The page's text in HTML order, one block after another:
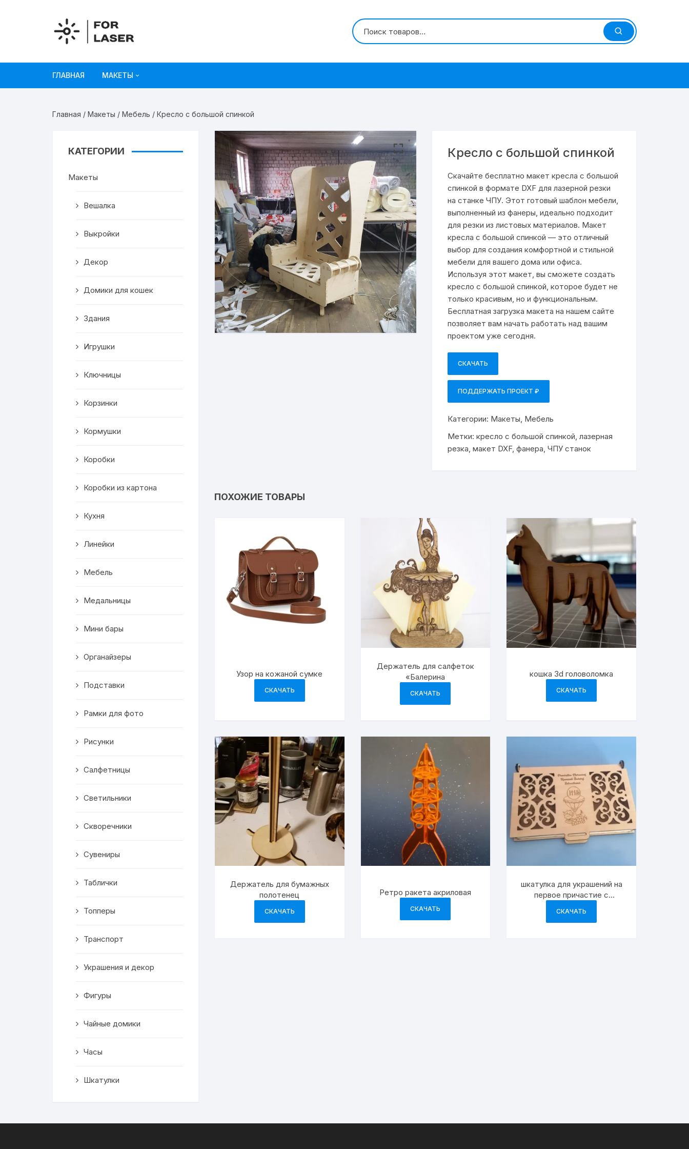
ГЛАВНАЯ МАКЕТЫ
Игрушки
Рамки для фото
Светильники
Подставки
Мини бары
Транспорт
Скворечники
Кормушки
Линейки
Рисунки
Чай
Главная / Макеты / Мебель / Кресло с большой спинкой
Кресло с большой спинкой
Скачайте бесплатно макет кресла с большой
спинкой в формате DXF для лазерной резки
на станке ЧПУ. Этот готовый шаблон мебели,
выполненный из фанеры, идеально подходит
для резки из листовых материалов. Макет
кресла с большой спинкой — это отличный
выбор для создания комфортной и стильной
мебели для вашего дома или офиса.
Используя этот макет, вы сможете создать
кресло с большой спинкой, которое будет не
только красивым, но и функциональным.
Бесплатная загрузка макета на нашем сайте
позволяет вам начать работать над вашим
проектом уже сегодня.
СКАЧАТЬ
ПОДДЕРЖАТЬ ПРОЕКТ ₽
Категории: Макеты, Мебель
Метки:кресло с большой спинкой,лазерная
резка,макет DXF,фанера,ЧПУ станок
ПОХОЖИЕ ТОВАРЫ
Узор на кожаной сумке
СКАЧАТЬ
Держатель для салфеток
«Балерина
СКАЧАТЬ
кошка 3d головоломка
СКАЧАТЬ
Держатель для бумажных
полотенец
СКАЧАТЬ
Ретро ракета акриловая
СКАЧАТЬ
шкатулка для украшений на
первое причастие с
СКАЧАТЬ
КАТЕГОРИИ
Макеты
Вешалка
Выкройки
Декор
Домики для кошек
Здания
Игрушки
Ключницы
Корзинки
Кормушки
Коробки
Коробки из картона
Кухня
Линейки
Мебель
Медальницы
Мини бары
Органайзеры
Подставки
Рамки для фото
Рисунки
Салфетницы
Светильники
Скворечники
Сувениры
Таблички
Топперы
Транспорт
Украшения и декор
Фигуры
Чайные домики
Часы
Шкатулки